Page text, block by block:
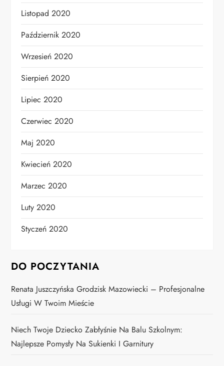
Listopad 2020
Październik 2020
Wrzesień 2020
Sierpień 2020
Lipiec 2020
Czerwiec 2020
Maj 2020
Kwiecień 2020
Marzec 2020
Luty 2020
Styczeń 2020
DO POCZYTANIA
Renata Juszczyńska Grodzisk Mazowiecki – Profesjonalne
Usługi W Twoim Mieście
Niech Twoje Dziecko Zabłyśnie Na Balu Szkolnym:
Najlepsze Pomysły Na Sukienki I Garnitury